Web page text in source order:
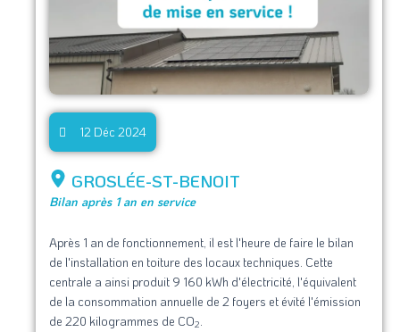
12 Déc 2024
GROSLÉE-ST-BENOIT
Bilan après 1 an en service
Après 1 an de fonctionnement, il est l'heure de faire le bilan
de l'installation en toiture des locaux techniques. Cette
centrale a ainsi produit 9 160 kWh d'électricité, l'équivalent
de la consommation annuelle de 2 foyers et évité l'émission
de 220 kilogrammes de CO2